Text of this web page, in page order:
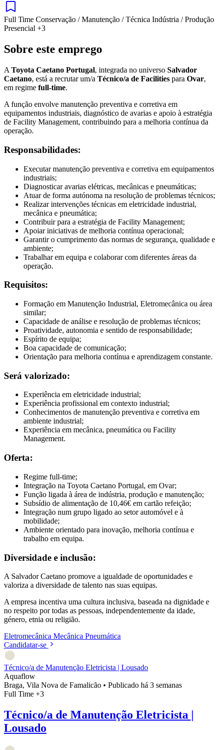
Full Time Conservação / Manutenção / Técnica Indústria / Produção
Presencial +3
Sobre este emprego
A Toyota Caetano Portugal, integrada no universo Salvador
Caetano, está a recrutar um/a Técnico/a de Facilities para Ovar,
em regime full-time.
A função envolve manutenção preventiva e corretiva em
equipamentos industriais, diagnóstico de avarias e apoio à estratégia
de Facility Management, contribuindo para a melhoria contínua da
operação.
Responsabilidades:
Executar manutenção preventiva e corretiva em equipamentos
industriais;
Diagnosticar avarias elétricas, mecânicas e pneumáticas;
Atuar de forma autónoma na resolução de problemas técnicos;
Realizar intervenções técnicas em eletricidade industrial,
mecânica e pneumática;
Contribuir para a estratégia de Facility Management;
Apoiar iniciativas de melhoria contínua operacional;
Garantir o cumprimento das normas de segurança, qualidade e
ambiente;
Trabalhar em equipa e colaborar com diferentes áreas da
operação.
Requisitos:
Formação em Manutenção Industrial, Eletromecânica ou área
similar;
Capacidade de análise e resolução de problemas técnicos;
Proatividade, autonomia e sentido de responsabilidade;
Espírito de equipa;
Boa capacidade de comunicação;
Orientação para melhoria contínua e aprendizagem constante.
Será valorizado:
Experiência em eletricidade industrial;
Experiência profissional em contexto industrial;
Conhecimentos de manutenção preventiva e corretiva em
ambiente industrial;
Experiência em mecânica, pneumática ou Facility
Management.
Oferta:
Regime full-time;
Integração na Toyota Caetano Portugal, em Ovar;
Função ligada à área de indústria, produção e manutenção;
Subsídio de alimentação de 10,46€ em cartão refeição;
Integração num grupo ligado ao setor automóvel e à
mobilidade;
Ambiente orientado para inovação, melhoria contínua e
trabalho em equipa.
Diversidade e inclusão:
A Salvador Caetano promove a igualdade de oportunidades e
valoriza a diversidade de talento nas suas equipas.
A empresa incentiva uma cultura inclusiva, baseada na dignidade e
no respeito por todas as pessoas, independentemente da idade,
género, etnia ou religião.
Eletromecânica Mecânica Pneumática
Candidatar-se
Técnico/a de Manutenção Eletricista | Lousado
Aquaflow
Braga, Vila Nova de Famalicão • Publicado há 3 semanas
Full Time +3
Técnico/a de Manutenção Eletricista |
Lousado